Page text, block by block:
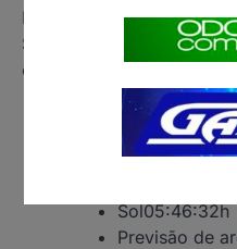
Hoje será mais quente
Sol com muitas nuvens
céu nublado. Noite com
Temperatura
Chuva
VentoSSW –
Sol05:46:32h
Previsão de